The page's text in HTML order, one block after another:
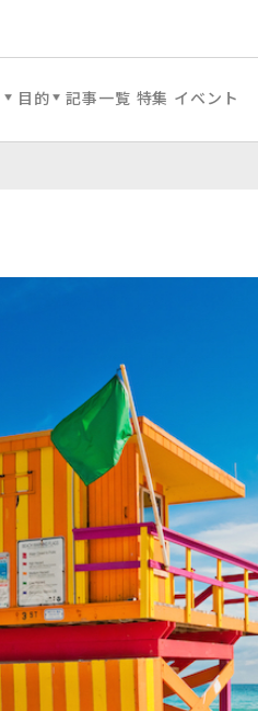
目的 記事一覧 特集 イベント